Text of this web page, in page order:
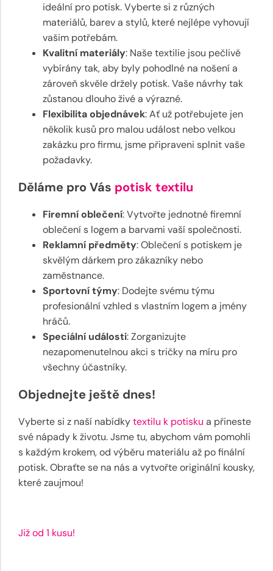
ideální pro potisk. Vyberte si z různých
materiálů, barev a stylů, které nejlépe vyhovují
vašim potřebám.
Kvalitní materiály: Naše textilie jsou pečlivě
vybírány tak, aby byly pohodlné na nošení a
zároveň skvěle držely potisk. Vaše návrhy tak
zůstanou dlouho živé a výrazné.
Flexibilita objednávek: Ať už potřebujete jen
několik kusů pro malou událost nebo velkou
zakázku pro firmu, jsme připraveni splnit vaše
požadavky.
Děláme pro Vás potisk textilu
Firemní oblečení: Vytvořte jednotné firemní
oblečení s logem a barvami vaší společnosti.
Reklamní předměty: Oblečení s potiskem je
skvělým dárkem pro zákazníky nebo
zaměstnance.
Sportovní týmy: Dodejte svému týmu
profesionální vzhled s vlastním logem a jmény
hráčů.
Speciální události: Zorganizujte
nezapomenutelnou akci s tričky na míru pro
všechny účastníky.
Objednejte ještě dnes!
Vyberte si z naší nabídkytextilu k potisku a přineste
své nápady k životu. Jsme tu, abychom vám pomohli
s každým krokem, od výběru materiálu až po finální
potisk. Obraťte se na nás a vytvořte originální kousky,
které zaujmou!
Již od 1 kusu!